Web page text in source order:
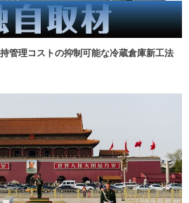
管理コストの抑制可能な冷蔵倉庫新工法